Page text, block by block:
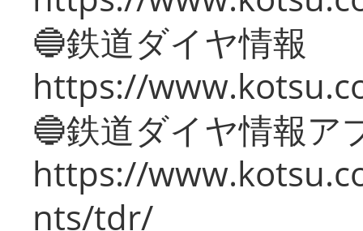
🔵鉄道ダイヤ情報
https://
🔵鉄道ダイヤ情報ア
https://
nts/tdr/